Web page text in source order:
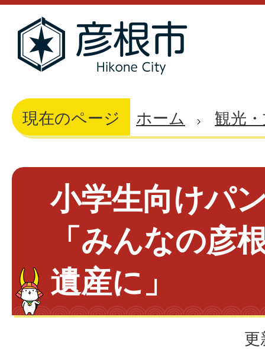
現在のページ ホーム 観光
小学生向けパ
「みんなの彦
遺産に」
更